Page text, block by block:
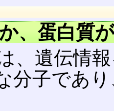
、蛋白質
、遺伝情
分子であ